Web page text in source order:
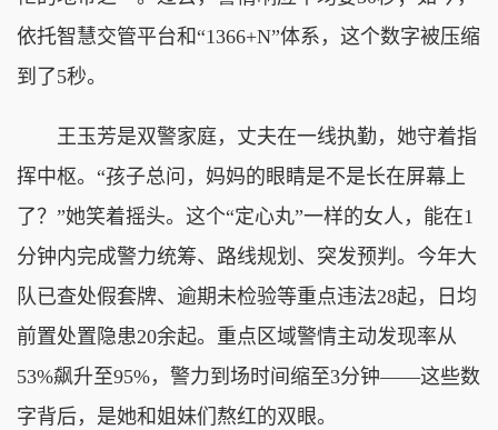
依托智慧交管平台和“1366+N”体系，这个数字被压缩
到了5秒。
王玉芳是双警家庭，丈夫在一线执勤，她守着指
挥中枢。“孩子总问，妈妈的眼睛是不是长在屏幕上
了？”她笑着摇头。这个“定心丸”一样的女人，能在1
分钟内完成警力统筹、路线规划、突发预判。今年大
队已查处假套牌、逾期未检验等重点违法28起，日均
前置处置隐患20余起。重点区域警情主动发现率从
53%飙升至95%，警力到场时间缩至3分钟——这些数
字背后，是她和姐妹们熬红的双眼。